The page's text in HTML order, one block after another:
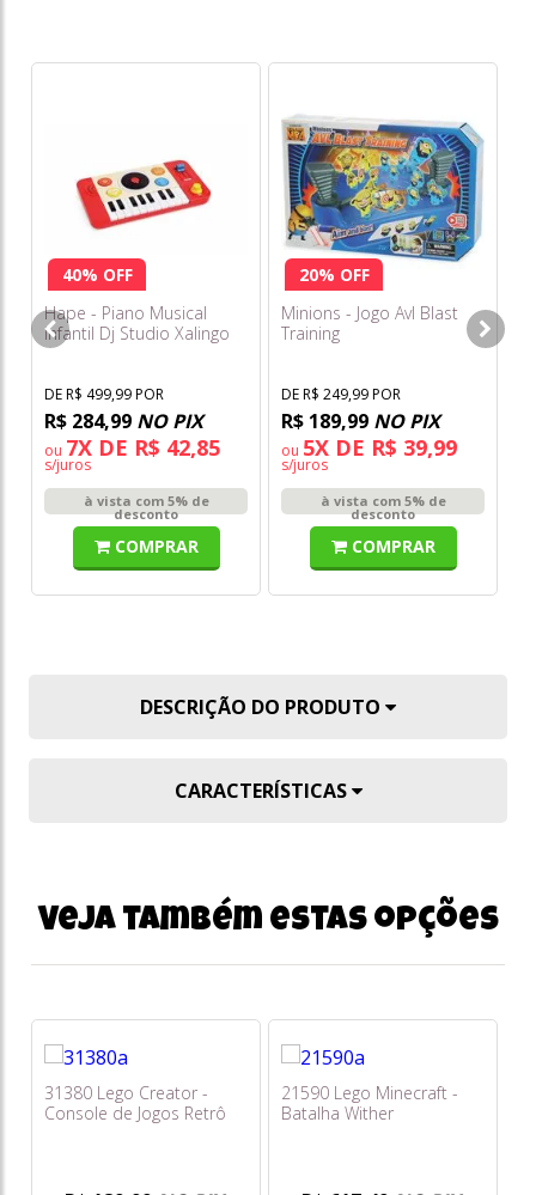
40% OFF
Hape - Piano Musical
Infantil Dj Studio Xalingo
DE R$ 499,99 POR
R$ 284,99 NO PIX
ou 7X DE R$ 42,85
s/juros
à vista com 5% de
desconto
COMPRAR
20% OFF
Minions - Jogo Avl Blast
Training
DE R$ 249,99 POR
R$ 189,99 NO PIX
ou 5X DE R$ 39,99
s/juros
à vista com 5% de
desconto
COMPRAR
DESCRIÇÃO DO PRODUTO
CARACTERÍSTICAS
Veja também estas opções
31380 Lego Creator -
Console de Jogos Retrô
21590 Lego Minecraft -
Batalha Wither